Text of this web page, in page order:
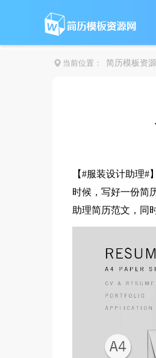
当前位置： 简历模板资
【#服装设计助理#
时候，写好一份简
助理简历范文，同